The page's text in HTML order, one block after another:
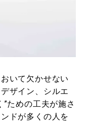
いて欠かせない
ザイン、シルエ
ための工夫が施さ
ドが多くの人を